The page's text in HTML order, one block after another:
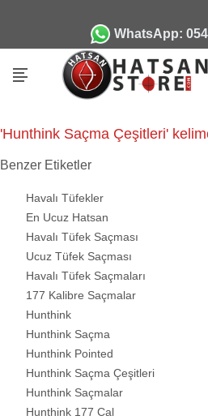
WhatsApp:
'Hunthink Saçma Çeşitleri'
Benzer Etiketler
Havalı Tüfekler
En Ucuz Hatsan
Havalı Tüfek Saçması
Ucuz Tüfek Saçması
Havalı Tüfek Saçmaları
177 Kalibre Saçmalar
Hunthink
Hunthink Saçma
Hunthink Pointed
Hunthink Saçma Çeşitleri
Hunthink Saçmalar
Hunthink 177 Cal